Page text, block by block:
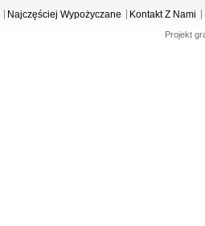
Najczęściej Wypożyczane Kontakt Z Nami
Projekt